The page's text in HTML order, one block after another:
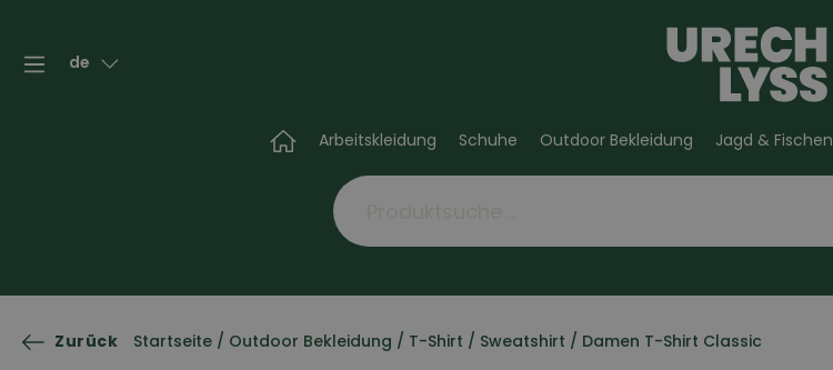
de
Arbeitskleidung Schuhe Outdoor Bekleidung Jagd & Fischen
Zurück Startseite / Outdoor Bekleidung / T-Shirt / Sweatshirt / Damen T-Shirt Classic